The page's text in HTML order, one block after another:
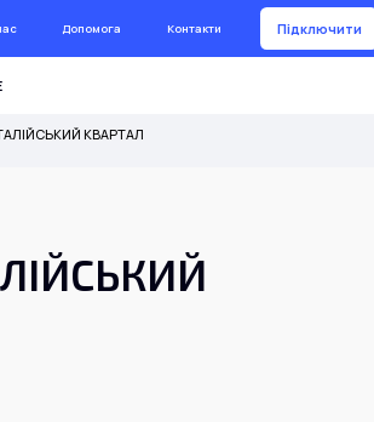
Допомога Контакти Підключити
КВАРТАЛ